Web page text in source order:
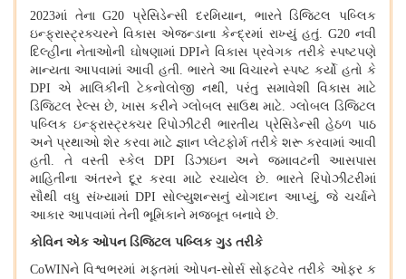
2023માં તેનાG20 પ્રેસિડેન્સી દરમિયાન
ભારતે ડિજિટલ પબ્લિક
ઇન્ફ્રાસ્ટ્રક્ચરને વિકાસ એજન્ડાના કેન્દ્રમાં રાખ્યું હતું. G20નવી
દિલ્હીના નેતાઓની ઘોષણામાંDPIને વિકાસ પ્રવેગક તરીકે સ્પષ્ટપણે
માન્યતા આપવામાં આવી હતી
ભારતે આ વિચારને સ્પષ્ટ કર્યો હતો કે
DPIએ માલિકીની ટેકનોલોજી નથી
પરંતુ સમાવેશી વિકાસ માટે
ડિજિટલ રેલ્સ છે,ખાસ કરીને ગ્લોબલ સાઉથ માટે .ગ્લોબલ ડિજિટલ
પબ્લિક ઇન્ફ્રાસ્ટ્રક્ચર રિપોઝીટરી ભારતીય પ્રેસિડેન્સી હેઠળ પાઠ
અને પ્રથાઓ શેર કરવા માટે જ્ઞાન પ્લેટફોર્મ તરીકે શરૂ કરવામાં આવી
હતી
તે વસ્તી સ્કેલ DPI
ડિઝાઇન અને જમાવટની આસપાસ
માહિતીના અંતરને દૂર કરવા માટે રચાયેલ છે
ભારતે રિપોઝીટરીમાં
સૌથી વધુ સંખ્યામાં DPI સોલ્યુશન્સનું યોગદાન આપ્યું, જે ચર્ચાને
આકાર આપવામાં તેની ભૂમિકાને મજબૂત બનાવે છે
કોવિન એક ઓપન ડિજિટલ પબ્લિક ગુડ તરીકે
CoWINને વિશ્વભરમાં મફતમાં ઓપન-સોર્સ સોફ્ટવેર તરીકે ઓફર ક